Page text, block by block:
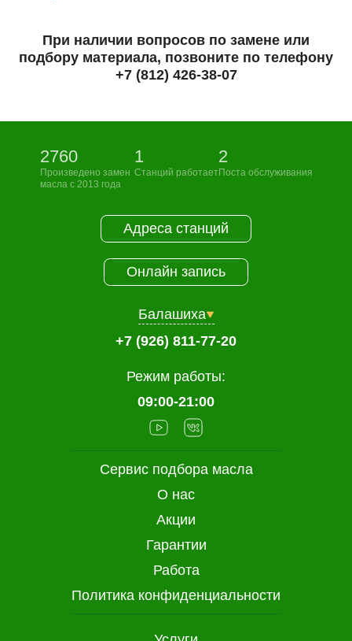
При наличии вопросов по замене или
подбору материала, позвоните по телефону
+7 (812) 426-38-07
2760
Произведено замен
масла с 2013 года
1
Станций работает
2
Поста обслуживания
Сервис подбора масла
О нас
Акции
Гарантии
Работа
Политика конфиденциальности
Адреса станций
Онлайн запись
Балашиха
+7 (926) 811-77-20
Режим работы:
09:00-21:00